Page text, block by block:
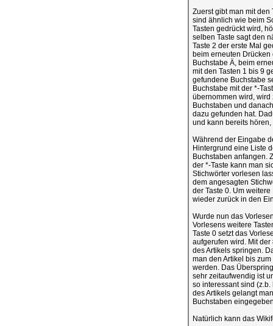
Zuerst gibt man mit den
sind ähnlich wie beim
Tasten gedrückt wird,
selben Taste sagt den
Taste 2 der erste Mal
beim erneuten
Buchstabe Ä, beim
mit den Tasten 1 bis 9
gefundene Buchstabe
Buchstabe mit der *-
übernommen wird,
Buchstaben und
dazu gefunden hat.
und kann bereits
Während der Eingabe
Hintergrund eine Liste
Buchstaben anfangen.
der *-Taste kann man
Stichwörter vorlesen
dem angesagten
der Taste 0. Um
wieder zurück in den
Wurde nun das
Vorlesens weitere
Taste 0 setzt das
aufgerufen wird. Mit
des Artikels springen.
man den Artikel bis
werden. Das
sehr zeitaufwendig ist
so interessant sind
des Artikels gelangt
Buchstaben
Natürlich kann das